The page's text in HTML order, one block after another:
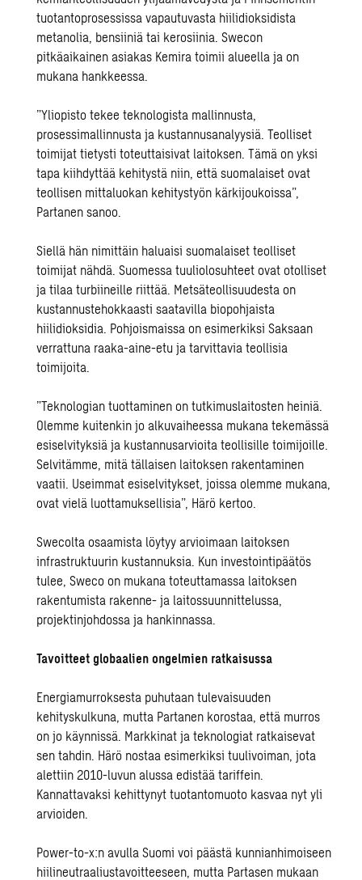
tuotantoprosessissa vapautuvasta hiilidioksidista
metanolia, bensiiniä tai kerosiinia. Swecon
pitkäaikainen asiakas Kemira toimii alueella ja on
mukana hankkeessa.
”Yliopisto tekee teknologista mallinnusta,
prosessimallinnusta ja kustannusanalyysiä. Teolliset
toimijat tietysti toteuttaisivat laitoksen. Tämä on yksi
tapa kiihdyttää kehitystä niin, että suomalaiset ovat
teollisen mittaluokan kehitystyön kärkijoukoissa”,
Partanen sanoo.
Siellä hän nimittäin haluaisi suomalaiset teolliset
toimijat nähdä. Suomessa tuuliolosuhteet ovat otolliset
ja tilaa turbiineille riittää. Metsäteollisuudesta on
kustannustehokkaasti saatavilla biopohjaista
hiilidioksidia. Pohjoismaissa on esimerkiksi Saksaan
verrattuna raaka-aine-etu ja tarvittavia teollisia
toimijoita.
”Teknologian tuottaminen on tutkimuslaitosten heiniä.
Olemme kuitenkin jo alkuvaiheessa mukana tekemässä
esiselvityksiä ja kustannusarvioita teollisille toimijoille.
Selvitämme, mitä tällaisen laitoksen rakentaminen
vaatii. Useimmat esiselvitykset, joissa olemme mukana,
ovat vielä luottamuksellisia”, Härö kertoo.
Swecolta osaamista löytyy arvioimaan laitoksen
infrastruktuurin kustannuksia. Kun investointipäätös
tulee, Sweco on mukana toteuttamassa laitoksen
rakentumista rakenne- ja laitossuunnittelussa,
projektinjohdossa ja hankinnassa.
Tavoitteet globaalien ongelmien ratkaisussa
Energiamurroksesta puhutaan tulevaisuuden
kehityskulkuna, mutta Partanen korostaa, että murros
on jo käynnissä. Markkinat ja teknologiat ratkaisevat
sen tahdin. Härö nostaa esimerkiksi tuulivoiman, jota
alettiin 2010-luvun alussa edistää tariffein.
Kannattavaksi kehittynyt tuotantomuoto kasvaa nyt yli
arvioiden.
Power-to-x:n avulla Suomi voi päästä kunnianhimoiseen
hiilineutraaliustavoitteeseen, mutta Partasen mukaan